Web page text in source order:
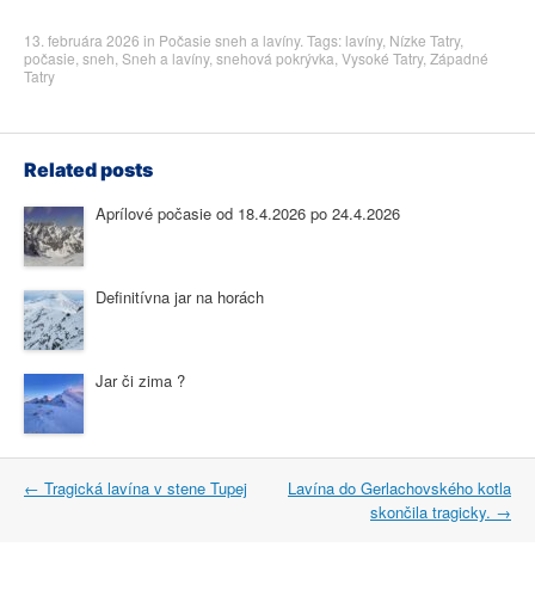
13. februára 2026 in Počasie sneh a lavíny. Tags: lavíny, Nízke Tatry,
počasie sneh Sneh a lavíny, snehová pokrývka Vysoké Tatry, Západné
Tatry
Related posts
Aprílové počasie od 18.4.2026 po 24.4.2026
Definitívna jar na horách
Jar či zima ?
Post
← Tragická lavína v stene Tupej
Lavína do Gerlachovského kotla
skončila tragicky. →